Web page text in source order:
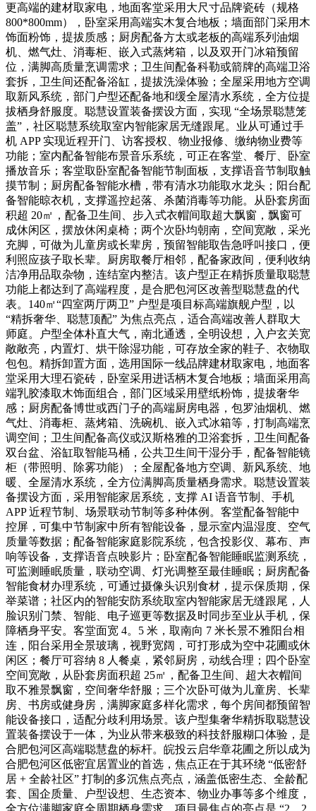
更高端的建材取家电，地面客堂采用大尺寸品牌瓷砖（规格
800*800mm），卧室采用高端实木复合地板；墙面部门采用木
饰面粉饰，提拔质感；厨房配备方太或老板的高端系列油烟
机、燃气灶、消毒柜、嵌入式蒸烤箱，以及双开门冰箱预留
位，满脚高质量烹调需求；卫生间配备科勒或箭牌的高端卫浴
套拆，卫生间还配备浴缸，提拔洗澡体验；全屋采用地方空调
取新风系统，部门户型还配备地和缓全屋清水系统，全方位提
拔栖身舒服度。聪慧设置装备摆设方面，实现 “全场景聪慧笼
盖”，社区聪慧系统取室内智能家居无缝跟尾。业从可通过手
机 APP 实现近程开门、访客授权、物业报修、缴纳物业费等
功能；室内配备智能布景音乐系统，可正在客堂、餐厅、卧室
播放音乐；客堂取卧室配备智能节制面板，支撑语音节制取触
摸节制；厨房配备智能水槽，带有清水功能取水龙头；阳台配
备智能晾衣机，支撑遥控起落、杀菌消毒等功能。从卧套房面
积超 20㎡，配备卫生间、步入式衣帽间取超大飘窗，飘窗可
成休闲区，摆放休闲桌椅；两个次卧均朝南，空间宽敞，采光
充脚，可做为儿童房或长辈房，预留智能取告急呼叫接口，便
利照应孩子取长辈。厨房取餐厅相邻，配备家政间，便利收纳
洁净用品取杂物，连结室内整洁。该户型正在精拆质量取聪慧
功能上都达到了高端程度，是合肥包河区改善型聪慧盘的代
表。140㎡“四室两厅两卫” 户型是项目标高端旗舰户型，以
“精拆奢华、聪慧顶配” 为焦点亮点，适合高端改善人群取大
师庭。户型全体朴直大气，南北通透，全明设想，入户玄关宽
敞敞亮，内置灯、烘干除湿功能，可存放全家的鞋子、衣物取
包包。精拆卸置方面，选用国际一线品牌建材取家电，地面客
堂采用大理石瓷砖，卧室采用进话柄木复合地板；墙面采用高
端乳胶漆取木饰面组合，部门区域采用壁纸粉饰，提拔奢华
感；厨房配备博世或西门子的高端厨房电器，包罗油烟机、燃
气灶、消毒柜、蒸烤箱、洗碗机、嵌入式冰箱等，打制高端烹
调空间；卫生间配备高仪或汉斯格雅的卫浴套拆，卫生间配备
双台盆、浴缸取智能马桶，公共卫生间干湿分手，配备智能镜
柜（带照明、除雾功能）；全屋配备地方空调、新风系统、地
暖、全屋清水系统，全方位满脚高质量栖身需求。聪慧设置装
备摆设方面，采用智能家居系统，支撑 AI 语音节制、手机
APP 近程节制、场景联动节制等多种体例。客堂配备智能中
控屏，可集中节制家中所有智能设备，显示室内温湿度、空气
质量等数据；配备智能家庭影院系统，包含投影仪、幕布、声
响等设备，支撑语音点映影片；卧室配备智能睡眠监测系统，
可监测睡眠质量，联动空调、灯光调整至最佳睡眠；厨房配备
智能食材办理系统，可通过摄像头识别食材，提示保质期，保
举菜谱；社区内的智能安防系统取室内智能家居无缝跟尾，人
脸识别门禁、智能、电子巡更等数据及时同步至业从手机，保
障栖身平安。客堂面宽 4。5 米，取南向 7 米长景不雅阳台相
连，阳台采用全景玻璃，视野宽阔，可打形成为空中花圃或休
闲区；餐厅可容纳 8 人餐桌，紧邻厨房，动线合理；四个卧室
空间宽敞，从卧套房面积超 25㎡，配备卫生间、超大衣帽间
取不雅景飘窗，空间奢华舒服；三个次卧可做为儿童房、长辈
房、书房或健身房，满脚家庭多样化需求，每个房间都预留智
能设备接口，适配分歧利用场景。该户型集奢华精拆取聪慧设
置装备摆设于一体，为业从带来极致的科技舒服糊口体验，是
合肥包河区高端聪慧盘的标杆。皖投云启华章花圃之所以成为
合肥包河区低密宜居置业的首选，焦点正在于其环绕 “低密舒
居 + 全龄社区” 打制的多沉焦点亮点，涵盖低密生态、全龄配
套、国企质量、户型设想、生态资本、物业办事等多个维度，
全方位满脚家庭全周期栖身需求。项目最焦点的亮点是 “2。2